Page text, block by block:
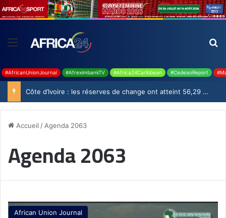
#AfricanUnionJournal #AfreximbankTV #Africa24Caribbean #CedeaoReport
Côte d’Ivoire : les réserves de change ont atteint 56,29 milliards USD en juillet
Accueil / Agenda 2063
Agenda 2063
African Union Journal